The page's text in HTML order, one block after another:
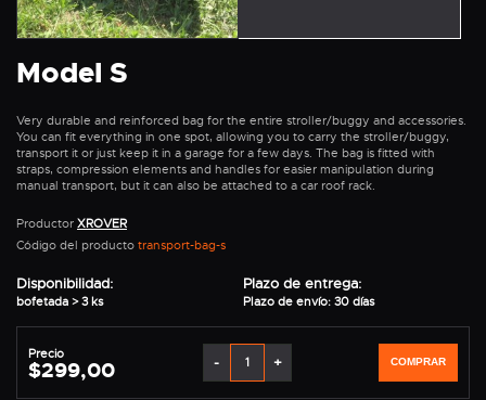
Model S
Very durable and reinforced bag for the entire stroller/buggy and accessories.
You can fit everything in one spot, allowing you to carry the stroller/buggy,
transport it or just keep it in a garage for a few days. The bag is fitted with
straps, compression elements and handles for easier manipulation during
manual transport, but it can also be attached to a car roof rack.
Productor XROVER
Código del producto transport-bag-s
Disponibilidad:
bofetada > 3 ks
Plazo de entrega:
Plazo de envío: 30 días
Precio
$299,00 - + COMPRAR